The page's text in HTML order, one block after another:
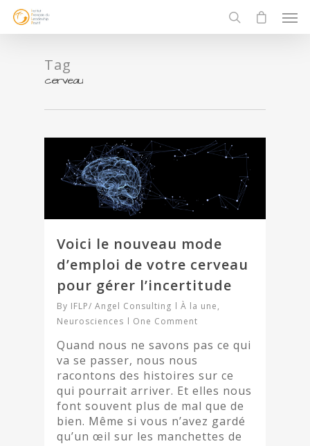
Tag
cerveau
Voici le nouveau mode
d’emploi de votre cerveau
pour gérer l’incertitude
By IFLP/ Angel Consulting À la une,
Neurosciences
One Comment
Quand nous ne savons pas ce qui
va se passer, nous nous
racontons des histoires sur ce
qui pourrait arriver. Et elles nous
font souvent plus de mal que de
bien. Même si vous n’avez gardé
qu’un œil sur les manchettes de